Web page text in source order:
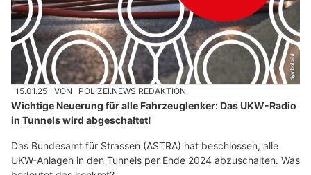
15.01.25 VON POLIZEI.NEWS REDAKTION
Wichtige Neuerung für alle Fahrzeuglenker: Das UKW-Radio
in Tunnels wird abgeschaltet!
Das Bundesamt für Strassen (ASTRA) hat beschlossen, alle
UKW-Anlagen in den Tunnels per Ende 2024 abzuschalten. Was